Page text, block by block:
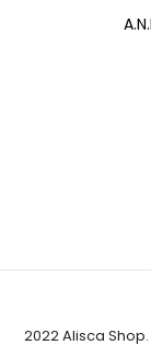
2022 Alisca